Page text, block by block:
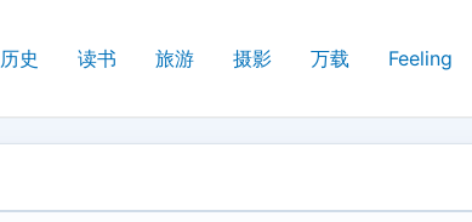
历史 读书 旅游 摄影 万载 Feeling